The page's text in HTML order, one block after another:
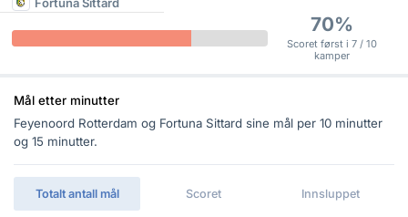
70%
Scoret først i 7 / 10
kamper
Mål etter minutter
Feyenoord Rotterdam og Fortuna Sittard sine mål per 10 minutter
og 15 minutter.
Totalt antall mål Scoret Innsluppet